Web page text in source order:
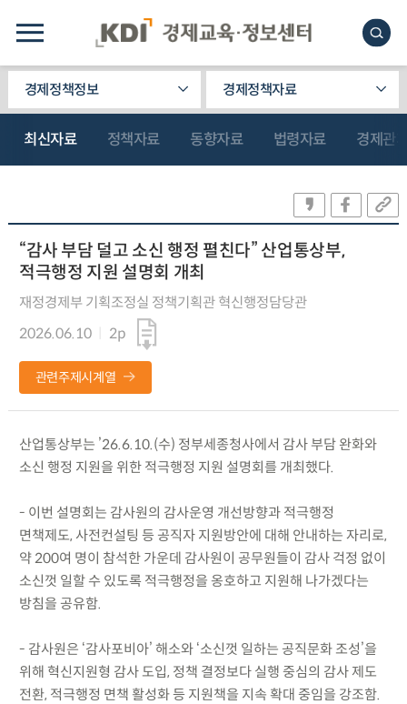
경제정책정보 경제정책자료
최신자료 정책자료 동향자료 법령자료 경제관
“감사 부담 덜고 소신 행정 펼친다” 산업통상부,
적극행정 지원 설명회 개최
재정경제부 기획조정실 정책기획관 혁신행정담당관
2026.06.10
2p
관련주제시계열
산업통상부는 ’26.6.10.(수) 정부세종청사에서 감사 부담 완화와
소신 행정 지원을 위한 적극행정 지원 설명회를 개최했다.
- 이번 설명회는 감사원의 감사운영 개선방향과 적극행정
면책제도, 사전컨설팅 등 공직자 지원방안에 대해 안내하는 자리로,
약 200여 명이 참석한 가운데 감사원이 공무원들이 감사 걱정 없이
소신껏 일할 수 있도록 적극행정을 옹호하고 지원해 나가겠다는
방침을 공유함.
- 감사원은 ‘감사포비아’ 해소와 ‘소신껏 일하는 공직문화 조성’을
위해 혁신지원형 감사 도입, 정책 결정보다 실행 중심의 감사 제도
전환, 적극행정 면책 활성화 등 지원책을 지속 확대 중임을 강조함.